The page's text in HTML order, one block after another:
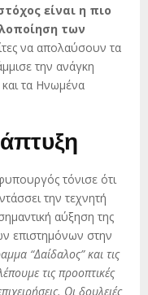
είναι η πιο
των
να απολαύσουν τα
την ανάγκη
τα Ηνωμένα
τόνισε ότι
την τεχνητή
αύξηση της
επιστημόνων στην
“Δαίδαλος” και τις
τις προοπτικές
Οι δουλειές